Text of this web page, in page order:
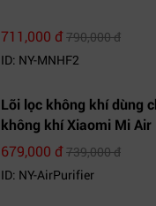
711,000 đ790,000 đ
ID: NY-MNHF2
Lõi lọc không khí dùng
không khí Xiaomi Mi
679,000 đ739,000 đ
ID: NY-AirPurifier